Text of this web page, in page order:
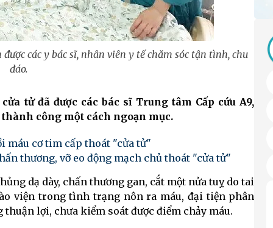
các y bác sĩ, nhân viên y tế chăm sóc tận tình, chu
đáo.
tử đã được các bác sĩ Trung tâm Cấp cứu A9,
công một cách ngoạn mục.
máu cơ tim cấp thoát "cửa tử"
thương, vỡ eo động mạch chủ thoát "cửa tử"
dạ dày, chấn thương gan, cắt một nửa tuỵ do tai
viện trong tình trạng nôn ra máu, đại tiện phân
lợi, chưa kiểm soát được điểm chảy máu.